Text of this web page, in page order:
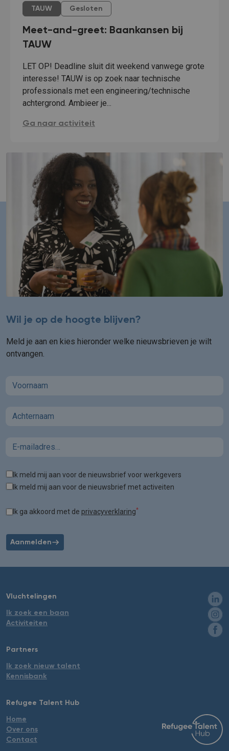
TAUW Gesloten
Meet-and-greet: Baankansen bij
TAUW
LET OP! Deadline sluit dit weekend vanwege grote
interesse! TAUW is op zoek naar technische
professionals met een engineering/technische
achtergrond. Ambieer je...
Meet-and-greet: Baankansen bij TAUW:
Ga naar activiteit
Wil je op de hoogte blijven?
Meld je aan en kies hieronder welke nieuwsbrieven je wilt
ontvangen.
First name
Last name
Email
TagsIk meld mij aan voor de nieuwsbrief voor werkgevers
Ik meld mij aan voor de nieuwsbrief met activeiten
Ik ga akkoord met de privacyverklaring*
Aanmelden
Vluchtelingen
Ik zoek een baan
Activiteiten
Partners
Ik zoek nieuw talent
Kennisbank
Refugee Talent Hub
Home
Over ons
Contact